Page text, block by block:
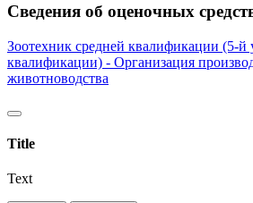
Сведения об оценочных
Зоотехник средней квалификации (5-й
квалификации) - Организация
животноводства
Title
Text